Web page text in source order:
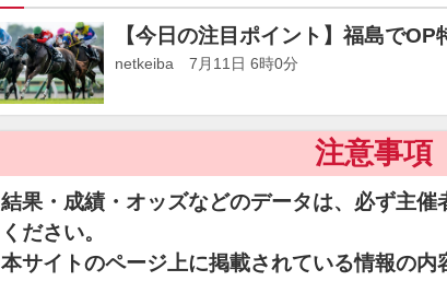
【今日の注目ポイント】福島でOP
netkeiba 7月11日 6時0分
注意事項
結果・成績・オッズなどのデータは、必ず主
ください。
本サイトのページ上に掲載されている情報の内